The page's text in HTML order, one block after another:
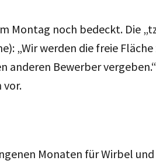
Montag noch bedeckt. Die
„Wir werden die freie
anderen Bewerber
vor.
Monaten für Wirbel